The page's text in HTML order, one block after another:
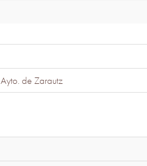
Ayto. de Zarautz